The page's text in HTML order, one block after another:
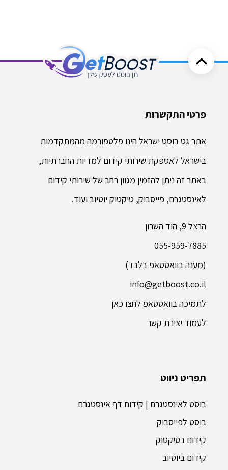
תפריט ניווט
בוסט לאינסטגרם | קידום דף אינסטגרם
בוסט לפייסבוק
קידום בטיקטוק
קידום ביוטיוב
פרטי התקשרות
אתר גט בוסט ישראל הינו פלטפורמה מהמתקדמות
בישראל לאספקת שירותי קידום למדיות החברתיות,
באתר זה ניתן להזמין מגוון רחב של שירותי קידום
לאינסטגרם, פייסבוק, טיקטוק יוטיוב ועוד.
הרצל 9, הוד השרון
055-959-7885
(מענה בוואטסאפ בלבד)
info@getboost.co.il
לתמיכה בוואטסאפ לחצו כאן
לעמוד יצירת קשר